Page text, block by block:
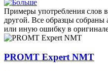
Примеры употребления слов в
другой. Все образцы
или иную ошибку в
PROMT Expert NMT